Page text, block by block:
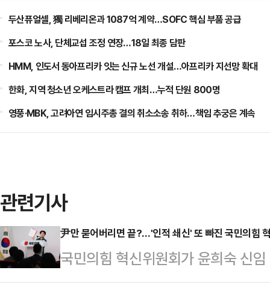
두산퓨얼셀, 獨 리베리온과 1087억 계약…SOFC 핵심 부품 공급
포스코 노사, 단체교섭 조정 연장…18일 최종 담판
HMM, 인도서 동아프리카 잇는 신규 노선 개설…아프리카 지선망 확대
한화, 지역 청소년 오케스트라 캠프 개최…누적 단원 800명
영풍·MBK, 고려아연 임시주총 결의 취소소송 취하…책임 추궁은 계속
관련기사
尹만 묻어버리면 끝?…'인적 쇄신' 또 빠진 국민의힘
국민의힘 혁신위원회가 윤희숙 신
만, 혁신위를 바라보는 의구심 가득